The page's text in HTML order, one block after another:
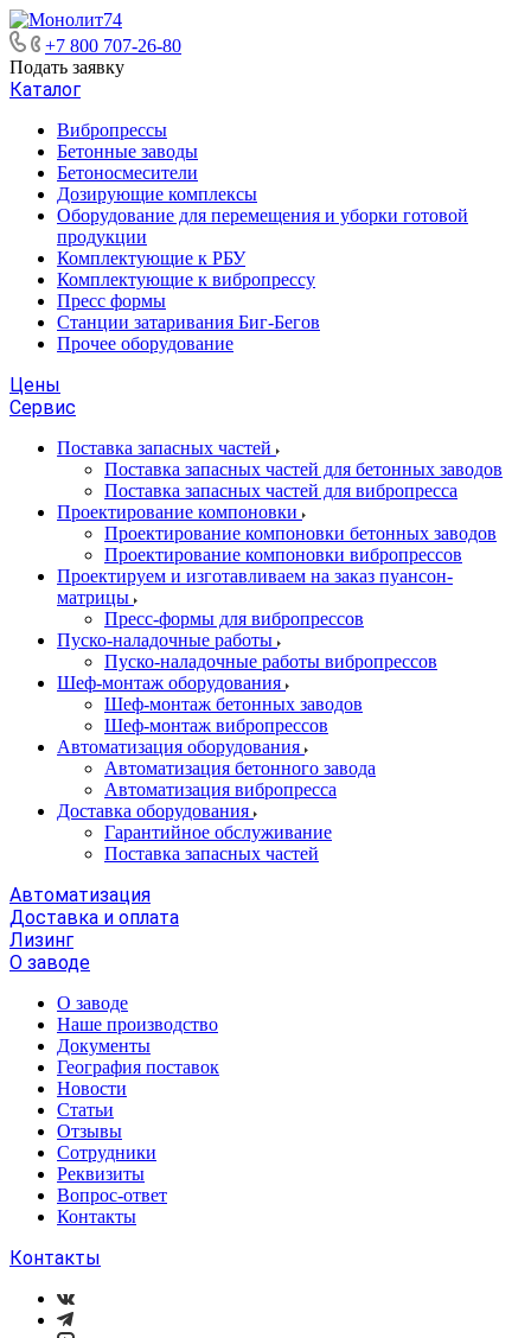
+7 800 707-26-80
Подать заявку
Каталог
Вибропрессы
Бетонные заводы
Бетоносмесители
Дозирующие комплексы
Оборудование для перемещения и уборки готовой
продукции
Комплектующие к РБУ
Комплектующие к вибропрессу
Пресс формы
Станции затаривания Биг-Бегов
Прочее оборудование
Цены
Сервис
Поставка запасных частей
Поставка запасных частей для бетонных заводов
Поставка запасных частей для вибропресса
Проектирование компоновки
Проектирование компоновки бетонных заводов
Проектирование компоновки вибропрессов
Проектируем и изготавливаем на заказ пуансон-
матрицы
Пресс-формы для вибропрессов
Пуско-наладочные работы
Пуско-наладочные работы вибропрессов
Шеф-монтаж оборудования
Шеф-монтаж бетонных заводов
Шеф-монтаж вибропрессов
Автоматизация оборудования
Автоматизация бетонного завода
Автоматизация вибропресса
Доставка оборудования
Гарантийное обслуживание
Поставка запасных частей
Автоматизация
Доставка и оплата
Лизинг
О заводе
О заводе
Наше производство
Документы
География поставок
Новости
Статьи
Отзывы
Сотрудники
Реквизиты
Вопрос-ответ
Контакты
Контакты